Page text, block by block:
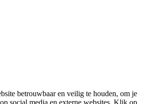
betrouwbaar en veilig te houden, om je
social media en externe websites. Klik op